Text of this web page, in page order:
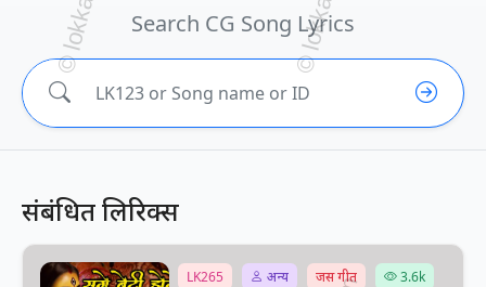
Search CG Song Lyrics
संबंधित लिरिक्स
LK265 अन्य जस गीत
3.6k